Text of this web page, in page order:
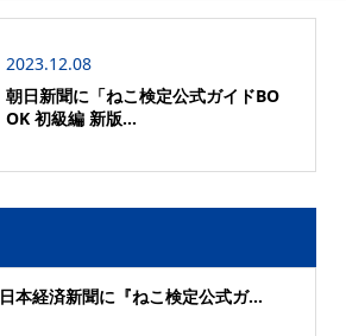
2023.12.08
朝日新聞に「ねこ検定公式ガイドBO
OK 初級編 新版...
日本経済新聞に『ねこ検定公式ガ...